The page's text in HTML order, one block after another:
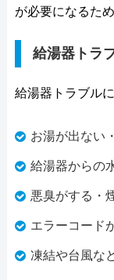
が必要になるた
給湯器トラ
給湯器トラブル
お湯が出ない
給湯器からの
悪臭がする・
エラーコード
凍結や台風な